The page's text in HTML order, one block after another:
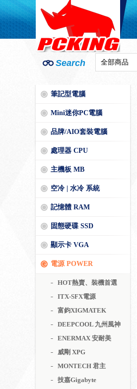
Search
筆記型電腦
Mini迷你PC電腦
品牌/AIO套裝電腦
處理器 CPU
主機板 MB
空冷 | 水冷 系統
記憶體 RAM
固態硬碟 SSD
顯示卡 VGA
電源 POWER
HOT熱賣、裝機首選
ITX-SFX電源
富鈞XIGMATEK
DEEPCOOL 九州風神
ENERMAX 安耐美
威剛 XPG
MONTECH 君主
技嘉Gigabyte